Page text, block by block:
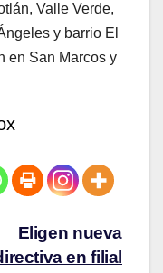
Valle Verde,
y barrio El
en San Marcos y
Eligen nueva
en filial